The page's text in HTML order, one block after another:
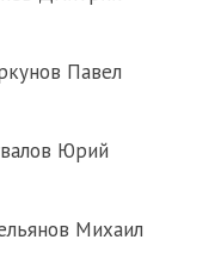
Павел
Юрий
Михаил